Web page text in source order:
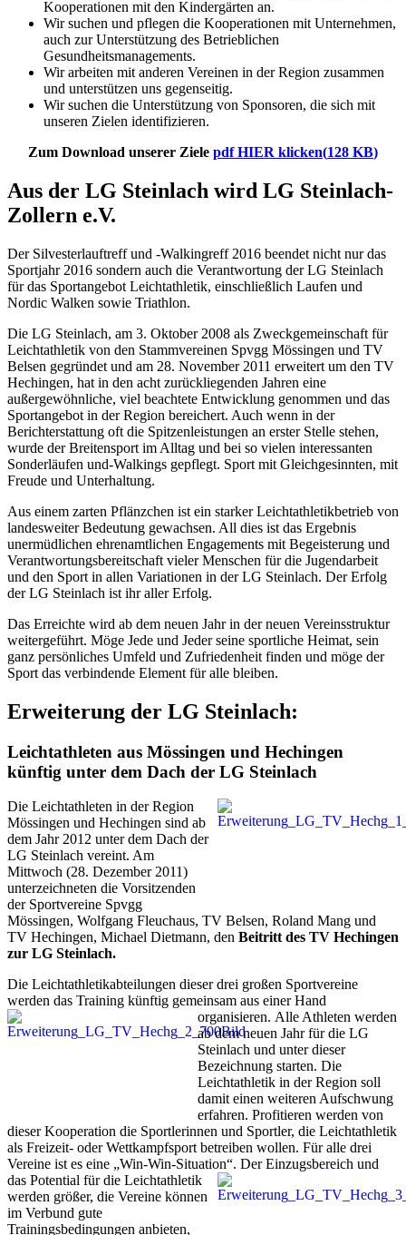
Kooperationen mit den Kindergärten an.
Wir suchen und pflegen die Kooperationen mit Unternehmen,
auch zur Unterstützung des Betrieblichen
Gesundheitsmanagements.
Wir arbeiten mit anderen Vereinen in der Region zusammen
und unterstützen uns gegenseitig.
Wir suchen die Unterstützung von Sponsoren, die sich mit
unseren Zielen identifizieren.
Zum Download unserer Ziele pdfHIER klicken(128 KB)
Aus der LG Steinlach wird LG Steinlach-
Zollern e.V.
Der Silvesterlauftreff und -Walkingreff 2016 beendet nicht nur das
Sportjahr 2016 sondern auch die Verantwortung der LG Steinlach
für das Sportangebot Leichtathletik, einschließlich Laufen und
Nordic Walken sowie Triathlon.
Die LG Steinlach, am 3. Oktober 2008 als Zweckgemeinschaft für
Leichtathletik von den Stammvereinen Spvgg Mössingen und TV
Belsen gegründet und am 28. November 2011 erweitert um den TV
Hechingen, hat in den acht zurückliegenden Jahren eine
außergewöhnliche, viel beachtete Entwicklung genommen und das
Sportangebot in der Region bereichert. Auch wenn in der
Berichterstattung oft die Spitzenleistungen an erster Stelle stehen,
wurde der Breitensport im Alltag und bei so vielen interessanten
Sonderläufen und-Walkings gepflegt. Sport mit Gleichgesinnten, mit
Freude und Unterhaltung.
Aus einem zarten Pflänzchen ist ein starker Leichtathletikbetrieb von
landesweiter Bedeutung gewachsen. All dies ist das Ergebnis
unermüdlichen ehrenamtlichen Engagements mit Begeisterung und
Verantwortungsbereitschaft vieler Menschen für die Jugendarbeit
und den Sport in allen Variationen in der LG Steinlach. Der Erfolg
der LG Steinlach ist ihr aller Erfolg.
Das Erreichte wird ab dem neuen Jahr in der neuen Vereinsstruktur
weitergeführt. Möge Jede und Jeder seine sportliche Heimat, sein
ganz persönliches Umfeld und Zufriedenheit finden und möge der
Sport das verbindende Element für alle bleiben.
Erweiterung der LG Steinlach:
Leichtathleten aus Mössingen und Hechingen
künftig unter dem Dach der LG Steinlach
Die Leichtathleten in der Region
Mössingen und Hechingen sind ab
dem Jahr 2012 unter dem Dach der
LG Steinlach vereint. Am
Mittwoch (28. Dezember 2011)
unterzeichneten die Vorsitzenden
der Sportvereine Spvgg
Mössingen, Wolfgang Fleuchaus, TV Belsen, Roland Mang und
TV Hechingen, Michael Dietmann, den Beitritt des TV Hechingen
zur LG Steinlach.
Die Leichtathletikabteilungen dieser drei großen Sportvereine
werden das Training künftig gemeinsam aus einer Hand
organisieren. Alle Athleten werden
ab dem neuen Jahr für die LG
Steinlach und unter dieser
Bezeichnung starten. Die
Leichtathletik in der Region soll
damit einen weiteren Aufschwung
erfahren. Profitieren werden von
dieser Kooperation die Sportlerinnen und Sportler, die Leichtathletik
als Freizeit- oder Wettkampfsport betreiben wollen. Für alle drei
Vereine ist es eine „Win-Win-Situation“. Der Einzugsbereich und
das Potential für die Leichtathletik
werden größer, die Vereine können
im Verbund gute
Trainingsbedingungen anbieten,